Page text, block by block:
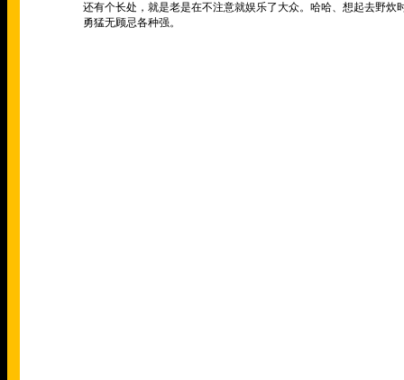
还有个长处，就是老是在不注意就娱乐了大众。哈哈、想起去野
勇猛无顾忌各种强。